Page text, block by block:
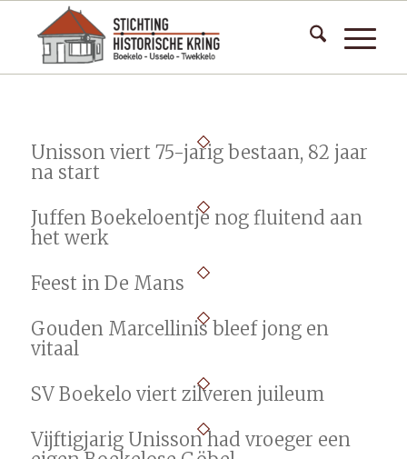
Unisson viert 75-jarig bestaan, 82 jaar
na start
Juffen Boekeloentje nog fluitend aan
het werk
Feest in De Mans
Gouden Marcellinis bleef jong en
vitaal
SV Boekelo viert zilveren juileum
Vijftigjarig Unisson had vroeger een